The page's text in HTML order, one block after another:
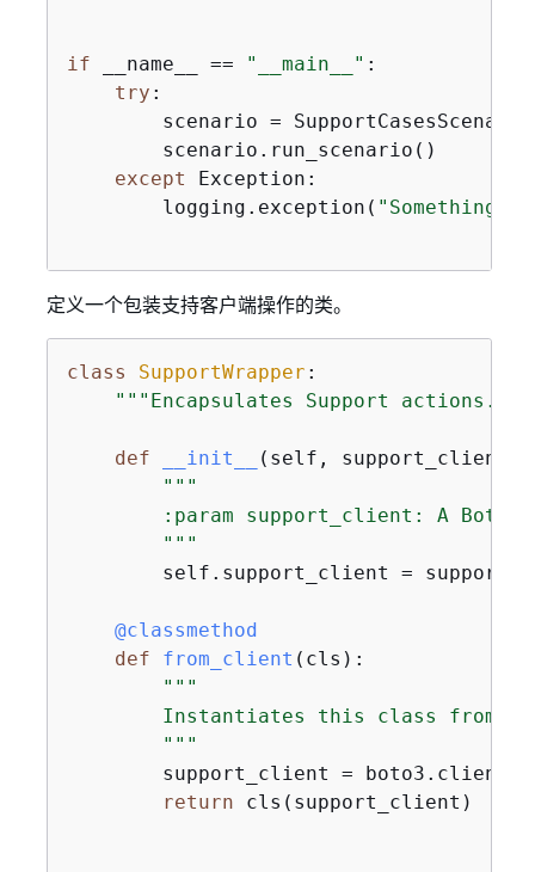
if __name__ == "__main__" :
try :
scenario =
        scenario.run_scenario()
except Exception:
        logging.exception(
"Something
定义一个包装支持客户端操作的类。
class SupportWrapper :
"""Encapsulates Support actions."""
def __init__ ( self, support_client
"""
:param support_client: A Boto3
        """
self.support_client =
    @classmethod
def
from_client ( cls ):
"""
Instantiates this class from a
        """
        support_client = boto3.client(
return cls(support_client)